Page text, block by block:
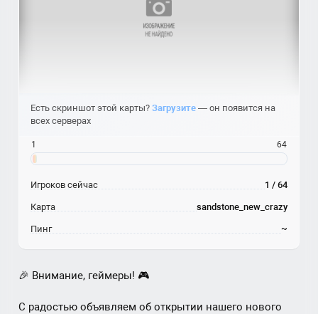
🎉 Внимание, геймеры! 🎮
С радостью объявляем об открытии нашего нового
Есть скриншот этой карты? Загрузите — он появится на
всех серверах
1 64
Игроков сейчас 1 / 64
Карта sandstone_new_crazy
Пинг ~